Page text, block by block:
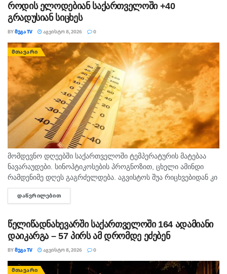
როდის ელოდებიან საქართველოში +40
გრადუსიან სიცხეს
BYᲛᲔᲒᲐ TV ᲐᲒᲕᲘᲡᲢᲝ 8, 2026 0
ᲛᲗᲐᲕᲐᲠᲘ
მომდევნო დღეებში საქართველოში ტემპერატურის მატებაა
ნავარაუდები. სინოპტიკოსების პროგნოზით, ცხელი ამინდი
რამდენიმე დღეს გაგრძელდება. აგვისტოს შუა რიცხვებიდან კი
ტემპერატურა 40 გრადუსს მიაღწევს. "ტემპერატურამ აგვისტოს
თვეში შესაძლოა 35-40 გრადუსს მიაღწიოს, ანუ ამ...
ᲓᲐᲬᲕᲠᲘᲚᲔᲑᲘᲗ
წელიწადნახევარში საქართველოში 164 ადამიანი
დაიკარგა – 57 პირს ამ დრომდე ეძებენ
BYᲛᲔᲒᲐ TV ᲐᲒᲕᲘᲡᲢᲝ 8, 2026 0
ᲛᲗᲐᲕᲐᲠᲘ